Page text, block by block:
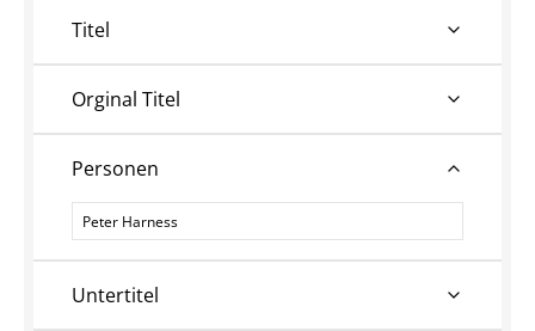
Titel
Orginal Titel
Personen
Personen
Untertitel